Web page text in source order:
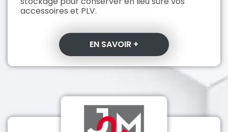
accessoires et PLV.
EN SAVOIR +